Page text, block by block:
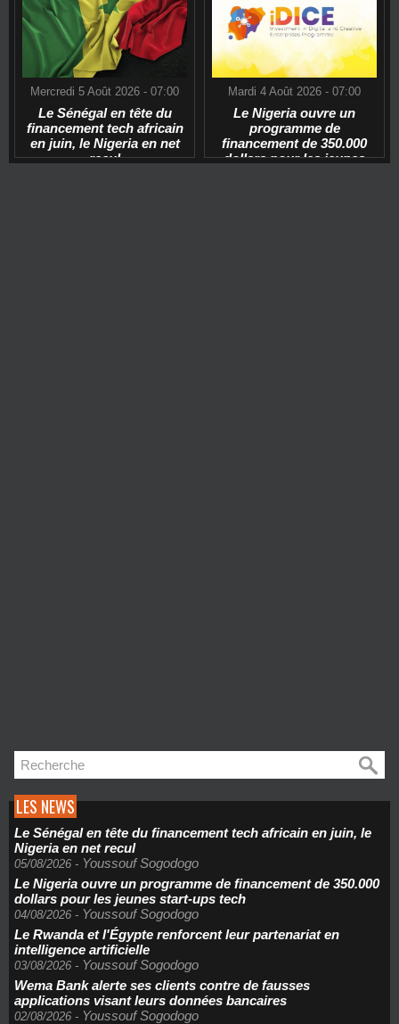
Mercredi 5 Août 2026 - 07:00
Le Sénégal en tête du
financement tech africain
en juin, le Nigeria en net
recul
Mardi 4 Août 2026 - 07:00
Le Nigeria ouvre un
programme de
financement de 350.000
dollars pour les jeunes
LES NEWS
Le Sénégal en tête du financement tech africain en juin, le
Nigeria en net recul
05/08/2026 - Youssouf Sogodogo
Le Nigeria ouvre un programme de financement de 350.000
dollars pour les jeunes start-ups tech
04/08/2026 - Youssouf Sogodogo
Le Rwanda et l'Égypte renforcent leur partenariat en
intelligence artificielle
03/08/2026 - Youssouf Sogodogo
Wema Bank alerte ses clients contre de fausses
applications visant leurs données bancaires
02/08/2026 - Youssouf Sogodogo